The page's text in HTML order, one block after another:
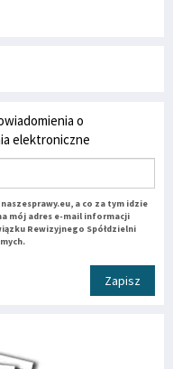
o
elektroniczne
a co za tym idzie
mój adres e-mail informacji
Rewizyjnego Spółdzielni
Zapisz